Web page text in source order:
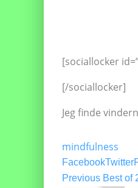
[sociallocker
[/sociallocker]
Jeg finde
mindfulness
FacebookTwitter
Previous Best of